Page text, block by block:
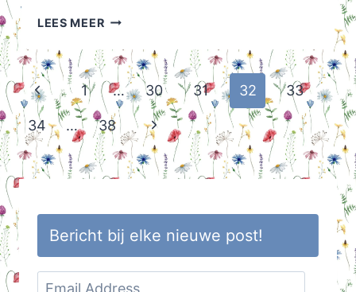
LEES MEERONLINE
BIJ
JUMBO
Page
navigation
Previous
Page
1 … 30 31 32 33
34 … 38
Next
Page
Bericht bij elke nieuwe post!
Email